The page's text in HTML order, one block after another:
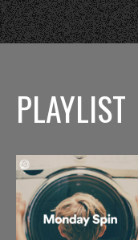
PLAYLIST